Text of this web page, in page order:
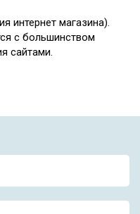
интернет магазина).
с большинством
сайтами.